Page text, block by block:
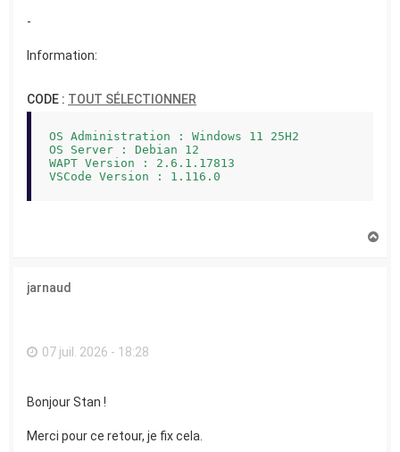
-
Information:
CODE : TOUT SÉLECTIONNER
OS Administration : Windows 11 25H2
OS Server : Debian 12
WAPT Version : 2.6.1.17813
jarnaud
07 juil. 2026 - 18:28
Bonjour Stan !
Merci pour ce retour, je fix cela.